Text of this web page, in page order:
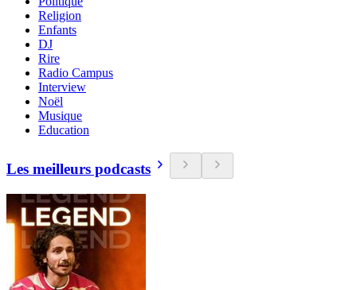
Religion
Enfants
DJ
Rire
Radio Campus
Interview
Noël
Musique
Education
Les meilleurs podcasts